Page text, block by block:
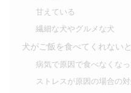
甘えている
繊細な犬やグルメな犬
犬がご飯を食べてくれない
病気で原因で食べなくな
ストレスが原因の場合の